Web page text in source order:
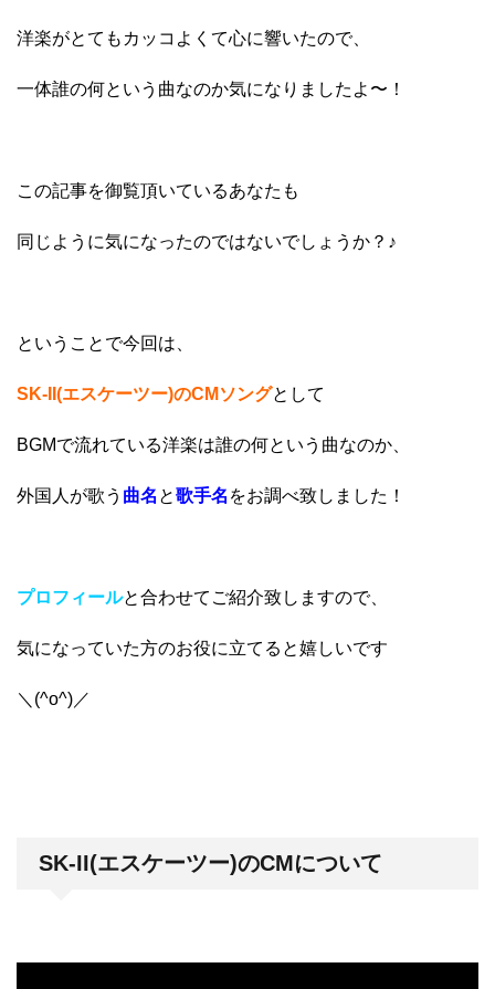
洋楽がとてもカッコよくて心に響いたので、
一体誰の何という曲なのか気になりましたよ〜！
この記事を御覧頂いているあなたも
同じように気になったのではないでしょうか？♪
ということで今回は、
SK-II(エスケーツー)のCMソングとして
BGMで流れている洋楽は誰の何という曲なのか、
外国人が歌う 曲名 と歌手名 をお調べ致しました！
プロフィールと合わせてご紹介致しますので、
気になっていた方のお役に立てると嬉しいです
＼(^o^)／
SK-II(エスケーツー)のCMについて